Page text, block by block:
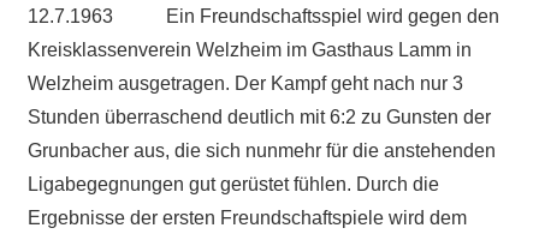
12.7.1963 Ein Freundschaftsspiel wird gegen den
Kreisklassenverein Welzheim im Gasthaus Lamm in
Welzheim ausgetragen. Der Kampf geht nach nur 3
Stunden überraschend deutlich mit 6:2 zu Gunsten der
Grunbacher aus, die sich nunmehr für die anstehenden
Ligabegegnungen gut gerüstet fühlen. Durch die
Ergebnisse der ersten Freundschaftspiele wird dem